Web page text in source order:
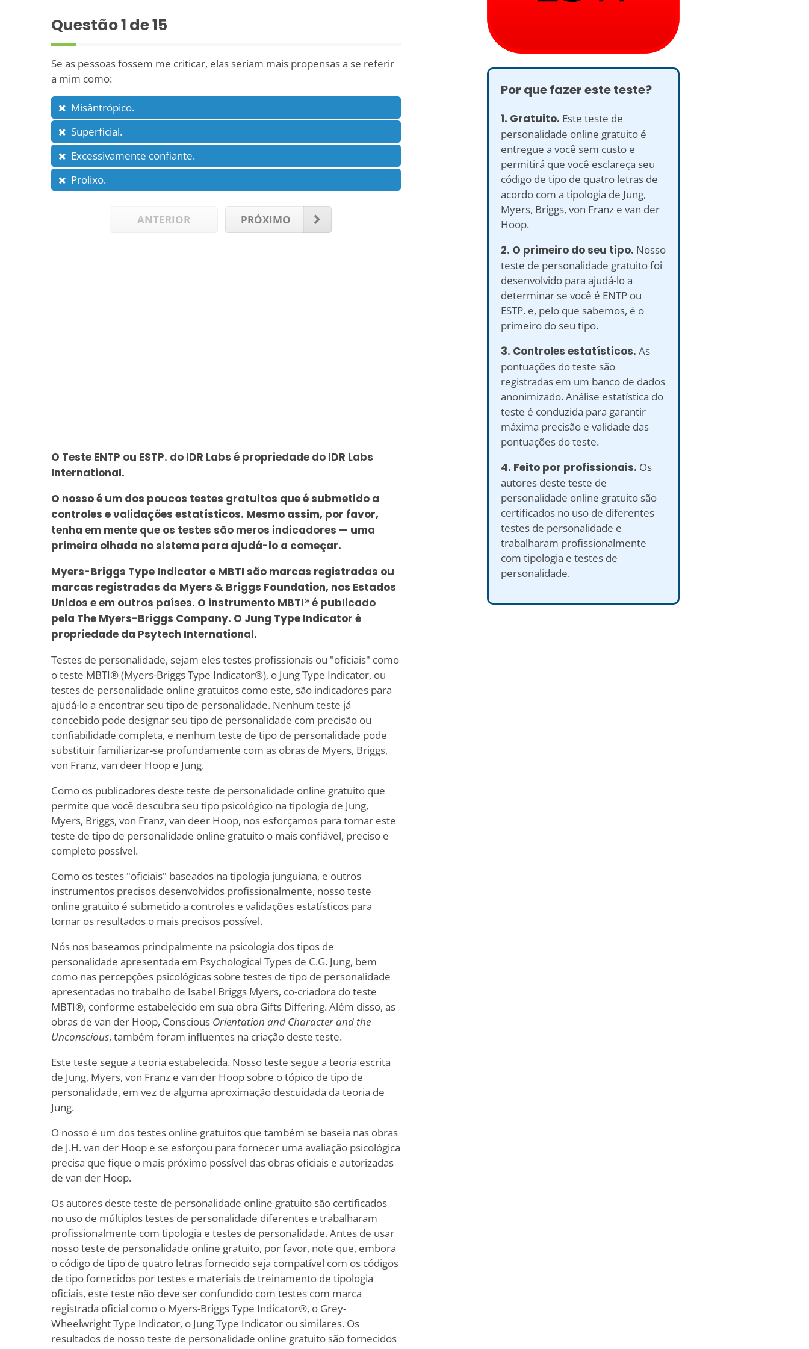
Questão1 de 15
Se as pessoas fossem me criticar, elas seriam mais propensas a se referir
a mim como:
Misântrópico.
Superficial.
Excessivamente confiante.
Prolixo.
ANTERIOR PRÓXIMO
O Teste ENTP ou ESTP. do IDR Labs é propriedade do IDR Labs
International.
O nosso é um dos poucos testes gratuitos que é submetido a
controles e validações estatísticos. Mesmo assim, por favor,
tenha em mente que os testes são meros indicadores — uma
primeira olhada no sistema para ajudá-lo a começar.
Myers-Briggs Type Indicator e MBTI são marcas registradas ou
marcas registradas da Myers & Briggs Foundation, nos Estados
Unidos e em outros países. O instrumento MBTI® é publicado
pela The Myers-Briggs Company. O Jung Type Indicator é
propriedade da Psytech International.
Testes de personalidade, sejam eles testes profissionais ou "oficiais" como
o teste MBTI® (Myers-Briggs Type Indicator®), o Jung Type Indicator, ou
testes de personalidade online gratuitos como este, são indicadores para
ajudá-lo a encontrar seu tipo de personalidade. Nenhum teste já
concebido pode designar seu tipo de personalidade com precisão ou
confiabilidade completa, e nenhum teste de tipo de personalidade pode
substituir familiarizar-se profundamente com as obras de Myers, Briggs,
von Franz, van deer Hoop e Jung.
Como os publicadores deste teste de personalidade online gratuito que
permite que você descubra seu tipo psicológico na tipologia de Jung,
Myers, Briggs, von Franz, van deer Hoop, nos esforçamos para tornar este
teste de tipo de personalidade online gratuito o mais confiável, preciso e
completo possível.
Como os testes "oficiais" baseados na tipologia junguiana, e outros
instrumentos precisos desenvolvidos profissionalmente, nosso teste
online gratuito é submetido a controles e validações estatísticos para
tornar os resultados o mais precisos possível.
Nós nos baseamos principalmente na psicologia dos tipos de
personalidade apresentada em Psychological Types de C.G. Jung, bem
como nas percepções psicológicas sobre testes de tipo de personalidade
apresentadas no trabalho de Isabel Briggs Myers, co-criadora do teste
MBTI®, conforme estabelecido em sua obra Gifts Differing. Além disso, as
obras de van der Hoop, Conscious Orientation and Character and the
Unconscious, também foram influentes na criação deste teste.
Este teste segue a teoria estabelecida. Nosso teste segue a teoria escrita
de Jung, Myers, von Franz e van der Hoop sobre o tópico de tipo de
personalidade, em vez de alguma aproximação descuidada da teoria de
Jung.
O nosso é um dos testes online gratuitos que também se baseia nas obras
de J.H. van der Hoop e se esforçou para fornecer uma avaliação psicológica
precisa que fique o mais próximo possível das obras oficiais e autorizadas
de van der Hoop.
Os autores deste teste de personalidade online gratuito são certificados
no uso de múltiplos testes de personalidade diferentes e trabalharam
profissionalmente com tipologia e testes de personalidade. Antes de usar
nosso teste de personalidade online gratuito, por favor, note que, embora
o código de tipo de quatro letras fornecido seja compatível com os códigos
de tipo fornecidos por testes e materiais de treinamento de tipologia
oficiais, este teste não deve ser confundido com testes com marca
registrada oficial como o Myers-Briggs Type Indicator®, o Grey-
Wheelwright Type Indicator, o Jung Type Indicator ou similares. Os
resultados de nosso teste de personalidade online gratuito são fornecidos
Por que fazer este teste?
1. Gratuito. Este teste de
personalidade online gratuito é
entregue a você sem custo e
permitirá que você esclareça seu
código de tipo de quatro letras de
acordo com a tipologia de Jung,
Myers, Briggs, von Franz e van der
Hoop.
2. O primeiro do seu tipo. Nosso
teste de personalidade gratuito foi
desenvolvido para ajudá-lo a
determinar se você é ENTP ou
ESTP. e, pelo que sabemos, é o
primeiro do seu tipo.
3. Controles estatísticos. As
pontuações do teste são
registradas em um banco de dados
anonimizado. Análise estatística do
teste é conduzida para garantir
máxima precisão e validade das
pontuações do teste.
4. Feito por profissionais. Os
autores deste teste de
personalidade online gratuito são
certificados no uso de diferentes
testes de personalidade e
trabalharam profissionalmente
com tipologia e testes de
personalidade.